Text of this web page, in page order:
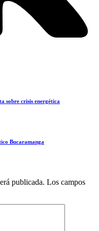
sobre crisis energética
Bucaramanga
publicada. Los campos